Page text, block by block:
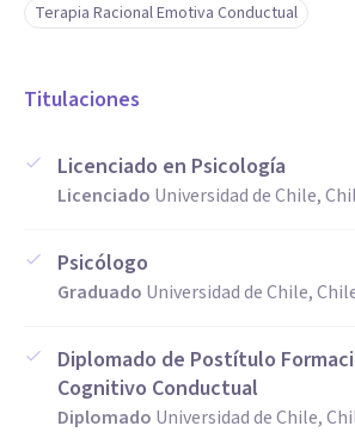
Terapia Racional Emotiva Conductual
Titulaciones
Licenciado en Psicología
Licenciado Universidad de Chile,
Psicólogo
Graduado Universidad de Chile,
Diplomado de Postítulo
Cognitivo Conductual
Diplomado Universidad de Chile,